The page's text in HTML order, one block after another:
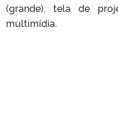
(grande), tela de
multimídia.